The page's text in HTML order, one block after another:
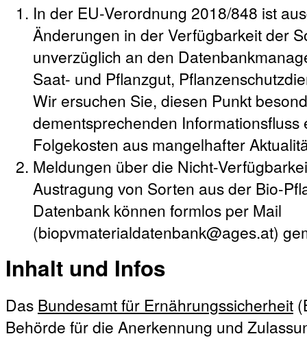
In der EU-Verordnung 2018/848 ist
Änderungen in der Verfügbarkeit der
unverzüglich an den
Saat- und Pflanzgut,
Wir ersuchen Sie, diesen Punkt
dementsprechenden
Folgekosten aus mangelhafter
Meldungen über die Nicht-
Austragung von Sorten aus der Bio-
Datenbank können formlos per Mail
(biopvmaterialdatenbank@ages.at)
Inhalt und Infos
Das Bundesamt für Ernährungssicherheit
Behörde für die Anerkennung und